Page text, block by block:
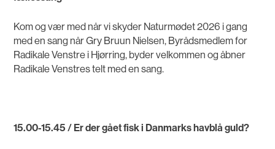
Kom og vær med når vi skyder Naturmødet 2026 i gang
med en sang når Gry Bruun Nielsen, Byrådsmedlem for
Radikale Venstre i Hjørring, byder velkommen og åbner
Radikale Venstres telt med en sang.
15.00-15.45 / Er der gået fisk i Danmarks havblå guld?